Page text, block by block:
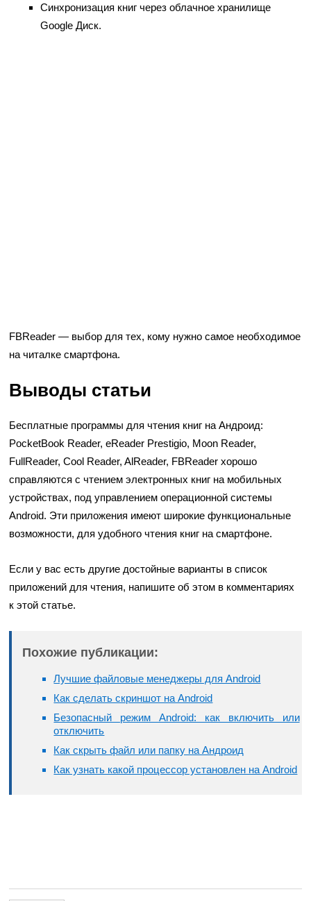
Синхронизация книг через облачное хранилище
Google Диск.
FBReader — выбор для тех, кому нужно самое необходимое
на читалке смартфона.
Выводы статьи
Бесплатные программы для чтения книг на Андроид:
PocketBook Reader, eReader Prestigio, Moon Reader,
FullReader, Cool Reader, AlReader, FBReader хорошо
справляются с чтением электронных книг на мобильных
устройствах, под управлением операционной системы
Android. Эти приложения имеют широкие функциональные
возможности, для удобного чтения книг на смартфоне.
Если у вас есть другие достойные варианты в список
приложений для чтения, напишите об этом в комментариях
к этой статье.
Похожие публикации:
Лучшие файловые менеджеры для Android
Как сделать скриншот на Android
Безопасный режим Android: как включить или
отключить
Как скрыть файл или папку на Андроид
Как узнать какой процессор установлен на Android